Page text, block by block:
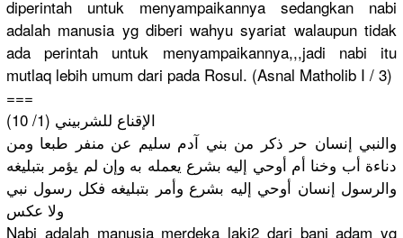
diperintah untuk menyampaikannya sedangkan nabi
adalah manusia yg diberi wahyu syariat walaupun tidak
ada perintah untuk menyampaikannya,,,jadi nabi itu
mutlaq lebih umum dari pada Rosul. (Asnal Matholib I / 3)
===
الإقناع للشربيني (1/ 10)
والنبي إنسان حر ذكر من بني آدم سليم عن منفر طبعا ومن
دناءة أب وخنا أم أوحي إليه بشرع يعمله به وإن لم يؤمر بتبليغه
والرسول إنسان أوحي إليه بشرع وأمر بتبليغه فكل رسول نبي
ولا عكس
Nabi adalah manusia merdeka laki2 dari bani adam yg